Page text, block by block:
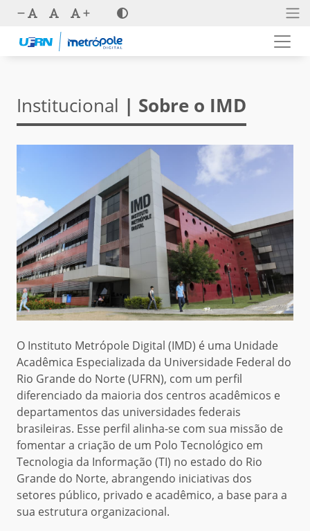
Institucional | Sobre o IMD
O Instituto Metrópole Digital (IMD) é uma Unidade
Acadêmica Especializada da Universidade Federal do
Rio Grande do Norte (UFRN), com um perfil
diferenciado da maioria dos centros acadêmicos e
departamentos das universidades federais
brasileiras. Esse perfil alinha-se com sua missão de
fomentar a criação de um Polo Tecnológico em
Tecnologia da Informação (TI) no estado do Rio
Grande do Norte, abrangendo iniciativas dos
setores público, privado e acadêmico, a base para a
sua estrutura organizacional.